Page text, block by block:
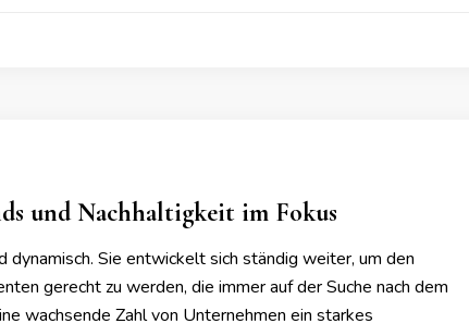
und Nachhaltigkeit im Fokus
Sie entwickelt sich ständig weiter, um den
gerecht zu werden, die immer auf der Suche nach dem
wachsende Zahl von Unternehmen ein starkes